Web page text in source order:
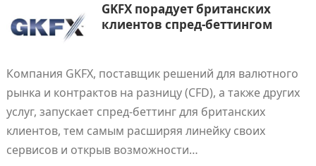
GKFX порадует британских
клиентов спред-беттингом
Компания GKFX, поставщик решений для валютного
рынка и контрактов на разницу (CFD), а также других
услуг, запускает спред-беттинг для британских
клиентов, тем самым расширяя линейку своих
сервисов и открыв возможности…